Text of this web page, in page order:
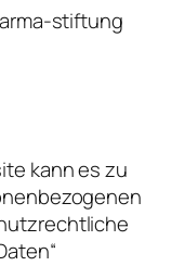
stiftung
kann es zu